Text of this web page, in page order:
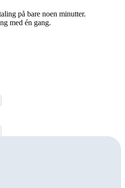
på bare noen minutter.
med én gang.